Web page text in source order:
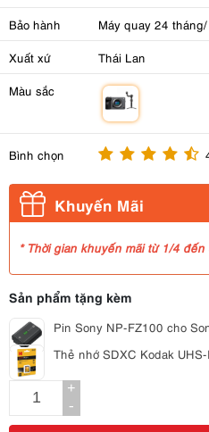
Bảo hành Máy quay 24
Xuất xứ Thái Lan
Màu sắc
Bình chọn
Khuyến Mãi
* Thời gian khuyến mãi từ 1/4
Sản phẩm tặng kèm
Pin Sony NP-FZ100 cho
Thẻ nhớ SDXC Kodak
+
-